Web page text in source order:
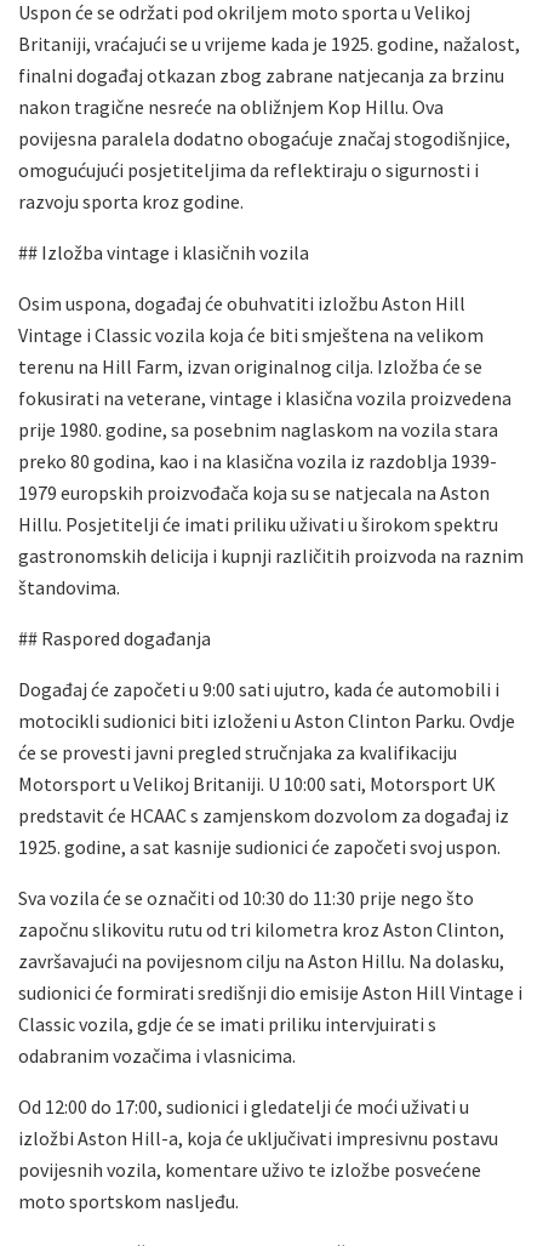
Uspon će se održati pod okriljem moto sporta u Velikoj
Britaniji, vraćajući se u vrijeme kada je 1925. godine, nažalost,
finalni događaj otkazan zbog zabrane natjecanja za brzinu
nakon tragične nesreće na obližnjem Kop Hillu. Ova
povijesna paralela dodatno obogaćuje značaj stogodišnjice,
omogućujući posjetiteljima da reflektiraju o sigurnosti i
razvoju sporta kroz godine.
## Izložba vintage i klasičnih vozila
Osim uspona, događaj će obuhvatiti izložbu Aston Hill
Vintage i Classic vozila koja će biti smještena na velikom
terenu na Hill Farm, izvan originalnog cilja. Izložba će se
fokusirati na veterane, vintage i klasična vozila proizvedena
prije 1980. godine, sa posebnim naglaskom na vozila stara
preko 80 godina, kao i na klasična vozila iz razdoblja 1939-
1979 europskih proizvođača koja su se natjecala na Aston
Hillu. Posjetitelji će imati priliku uživati u širokom spektru
gastronomskih delicija i kupnji različitih proizvoda na raznim
štandovima.
## Raspored događanja
Događaj će započeti u 9:00 sati ujutro, kada će automobili i
motocikli sudionici biti izloženi u Aston Clinton Parku. Ovdje
će se provesti javni pregled stručnjaka za kvalifikaciju
Motorsport u Velikoj Britaniji. U 10:00 sati, Motorsport UK
predstavit će HCAAC s zamjenskom dozvolom za događaj iz
1925. godine, a sat kasnije sudionici će započeti svoj uspon.
Sva vozila će se označiti od 10:30 do 11:30 prije nego što
započnu slikovitu rutu od tri kilometra kroz Aston Clinton,
završavajući na povijesnom cilju na Aston Hillu. Na dolasku,
sudionici će formirati središnji dio emisije Aston Hill Vintage i
Classic vozila, gdje će se imati priliku intervjuirati s
odabranim vozačima i vlasnicima.
Od 12:00 do 17:00, sudionici i gledatelji će moći uživati u
izložbi Aston Hill-a, koja će uključivati impresivnu postavu
povijesnih vozila, komentare uživo te izložbe posvećene
moto sportskom nasljeđu.